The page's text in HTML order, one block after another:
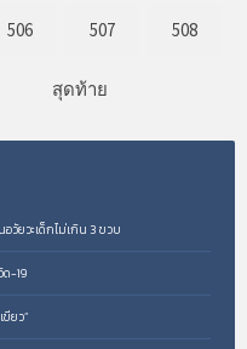
506 507 508
สุดท้าย
วัยวะเด็กไม่เกิน 3 ขวบ
ด-19
ยว”